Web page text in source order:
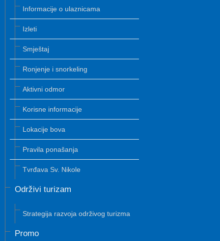
Informacije o ulaznicama
Izleti
Smještaj
Ronjenje i snorkeling
Aktivni odmor
Korisne informacije
Lokacije bova
Pravila ponašanja
Tvrđava Sv. Nikole
Održivi turizam
Strategija razvoja održivog turizma
Promo